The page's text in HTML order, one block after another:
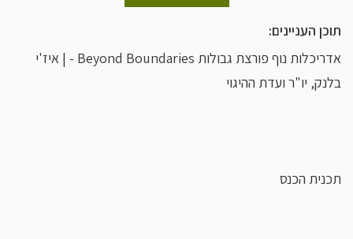
תוכן העניינים:
אדריכלות נוף פורצת גבולות Beyond Boundaries - | איז'י
בלנק, יו"ר ועדת ההיגוי
תכנית הכנס